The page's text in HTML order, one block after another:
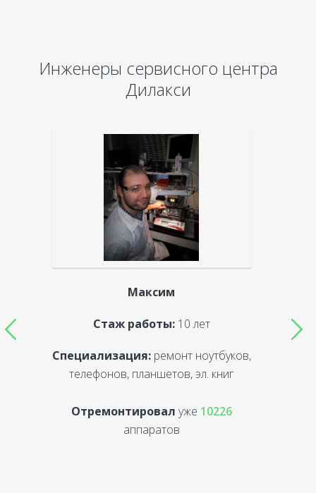
Инженеры сервисного центра
Дилакси
Максим
Стаж работы:10 лет
Специализация:ремонт ноутбуков,
телефонов, планшетов, эл. книг
Отремонтировал уже 10226
аппаратов